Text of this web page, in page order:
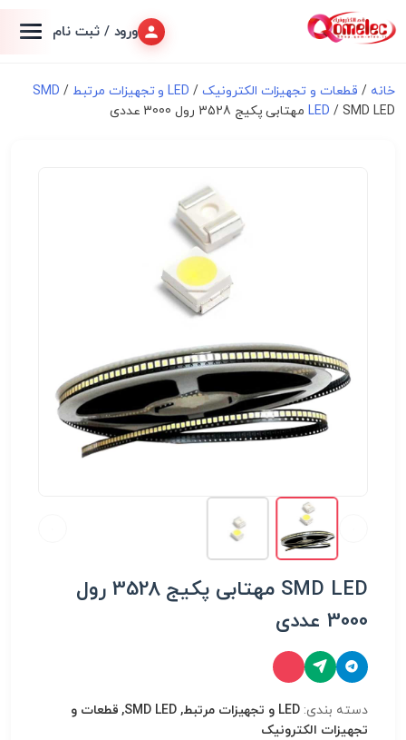
ورود / ثبت نام
خانه / قطعات و تجهیزات الکترونیک/ LED و تجهیزات مرتبط /
SMD
LED / SMD LED مهتابی پکیج 3528 رول 3000 عددی
SMD LED مهتابی پکیج 3528 رول
3000 عددی
دسته بندی:
LED و تجهیزات مرتبط, SMD LED, قطعات و
تجهیزات الکترونیک